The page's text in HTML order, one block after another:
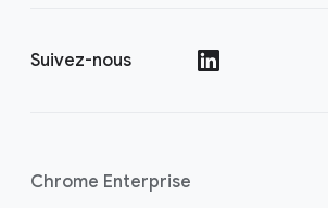
Suivez-nous
Chrome Enterprise